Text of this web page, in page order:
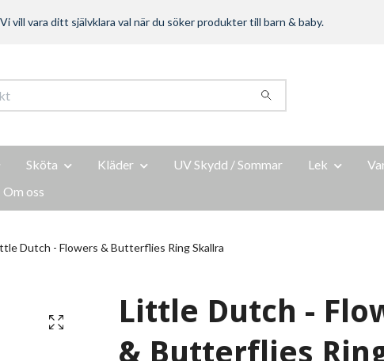
vara ditt självklara val när du söker produkter till barn & baby.
Sköta Kläder UV Skydd / Sommar Lek
Om oss
Dutch - Flowers & Butterflies Ring Skallra
Little Dutch -
& Butterflies